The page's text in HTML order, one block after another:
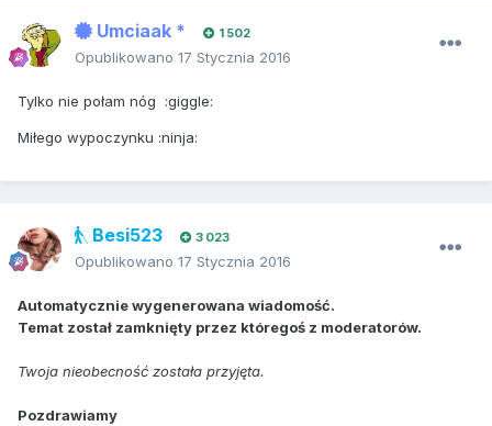
Umciaak * 1 502
Opublikowano 17 Stycznia 2016
Tylko nie połam nóg :giggle:
Miłego wypoczynku :ninja:
Besi523 3 023
Opublikowano 17 Stycznia 2016
Automatycznie wygenerowana wiadomość.
Temat został zamknięty przez któregoś z moderatorów.
Twoja nieobecność została przyjęta.
Pozdrawiamy